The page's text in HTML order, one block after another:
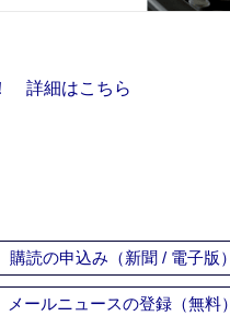
詳細はこちら
購読の申込み（新聞 / 電子版）
メールニュースの登録（無料）